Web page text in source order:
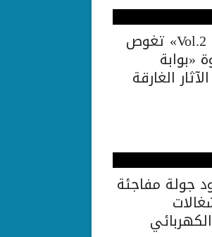
حراس الهوية المصرية Vol.2» تغوص
«بوابة
الغارقة
جولة مفاجئة